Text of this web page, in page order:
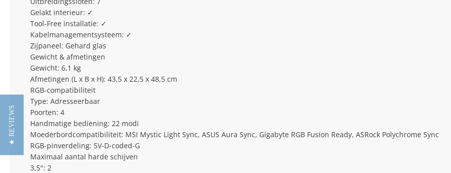
Gelakt interieur: ✓
Tool-Free installatie: ✓
Kabelmanagementsysteem: ✓
Zijpaneel: Gehard glas
Gewicht & afmetingen
Gewicht: 6,1 kg
Afmetingen (L x B x H): 43,5 x 22,5 x 48,5 cm
RGB-compatibiliteit
Type: Adresseerbaar
Poorten: 4
Handmatige bediening: 22 modi
Moederbordcompatibiliteit: MSI Mystic Light Sync, ASUS Aura Sync, Gigabyte RGB Fusion Ready, ASRock Polychrome Sync
RGB-pinverdeling: 5V-D-coded-G
Maximaal aantal harde schijven
3,5": 2
★ REVIEWS